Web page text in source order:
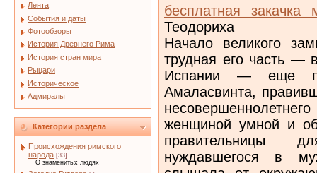
Лента
События и даты
Фотообзоры
История Древнего Рима
История стран мира
Рыцари
Историческое
Адмиралы
Категории раздела
Происхождения римского
народа [33]
О знаменитых людях
бесплатная закачка
Теодориха
Начало великого
трудная его часть —
Испании — еще
Амаласвинта,
женщиной умной и
правительницы
нуждавшегося в